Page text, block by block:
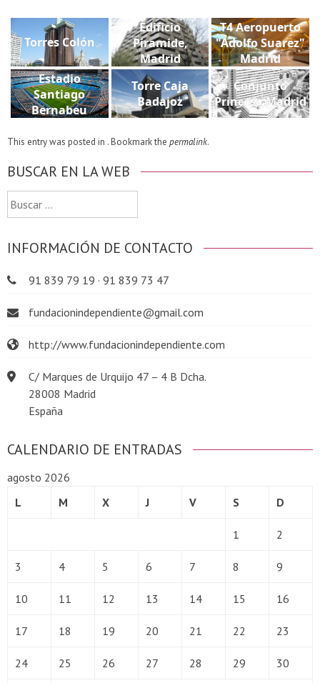
Torres Colón
Edificio
Piramide,
Madrid
T4 Aeropuerto
"Adolfo Suarez"
Madrid
Estadio
Santiago
Bernabeu
Torre Caja
Badajoz
Conjunto
Princesa Madrid
This entry was posted in . Bookmark the permalink.
BUSCAR EN LA WEB
Buscar:
INFORMACIÓN DE CONTACTO
91 839 79 19 · 91 839 73 47
fundacionindependiente@gmail.com
http://www.fundacionindependiente.com
C/ Marques de Urquijo 47 – 4 B Dcha.
28008 Madrid
España
CALENDARIO DE ENTRADAS
agosto 2026
L
M X J V S D
1 2
3 4 5 6 7 8 9
10 11 12 13 14 15 16
17 18 19 20 21 22 23
24 25 26 27 28 29 30